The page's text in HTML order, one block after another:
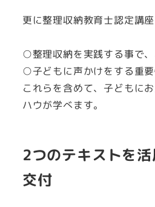
更に整理収納教育士認定講座
○整理収納を実践する事で
○子どもに声かけをする重
これらを含めて、子どもに
ハウが学べます。
2つのテキストを
交付